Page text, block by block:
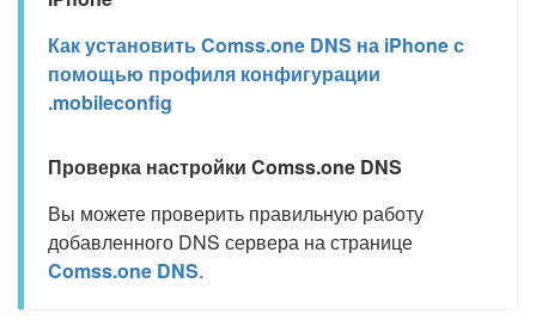
Как установить Comss.one DNS на iPhone с
помощью профиля конфигурации
.mobileconfig
Проверка настройки Comss.one DNS
Вы можете проверить правильную работу
добавленного DNS сервера на странице
Comss.one DNS.